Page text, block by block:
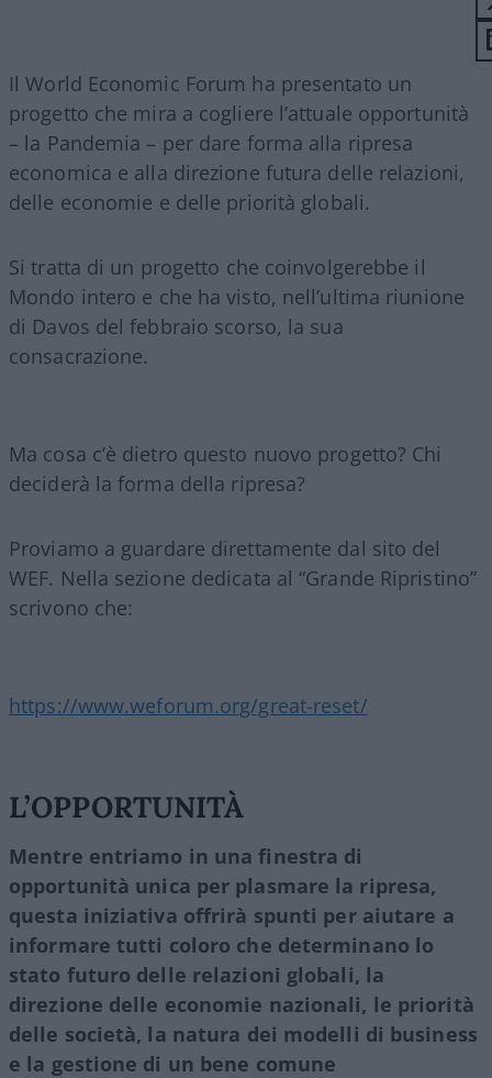
Il World Economic Forum ha presentato un
progetto che mira a cogliere l’attuale opportunità
– la Pandemia – per dare forma alla ripresa
economica e alla direzione futura delle relazioni,
delle economie e delle priorità globali.
Si tratta di un progetto che coinvolgerebbe il
Mondo intero e che ha visto, nell’ultima riunione
di Davos del febbraio scorso, la sua
consacrazione.
Ma cosa c’è dietro questo nuovo progetto? Chi
deciderà la forma della ripresa?
Proviamo a guardare direttamente dal sito del
WEF. Nella sezione dedicata al “Grande Ripristino”
scrivono che:
https://www.weforum.org/great-reset/
L’OPPORTUNITÀ
Mentre entriamo in una finestra di
opportunità unica per plasmare la ripresa,
questa iniziativa offrirà spunti per aiutare a
informare tutti coloro che determinano lo
stato futuro delle relazioni globali, la
direzione delle economie nazionali, le priorità
delle società, la natura dei modelli di business
e la gestione di un bene comune